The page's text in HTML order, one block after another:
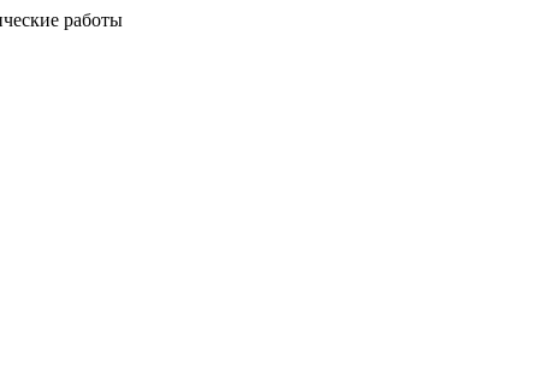
работы